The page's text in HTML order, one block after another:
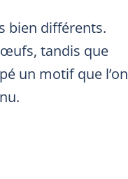
bien différents.
tandis que
un motif que l’on